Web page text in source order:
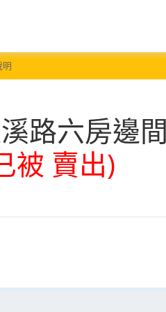
明
路六房邊
被 賣出)